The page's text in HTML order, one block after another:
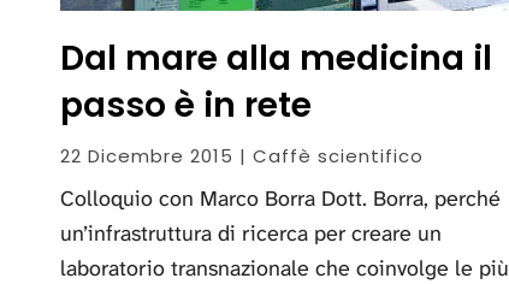
Dal mare alla medicina il
passo è in rete
22 Dicembre 2015 | Caffè scientifico
Colloquio con Marco Borra Dott. Borra, perché
un’infrastruttura di ricerca per creare un
laboratorio transnazionale che coinvolge le più